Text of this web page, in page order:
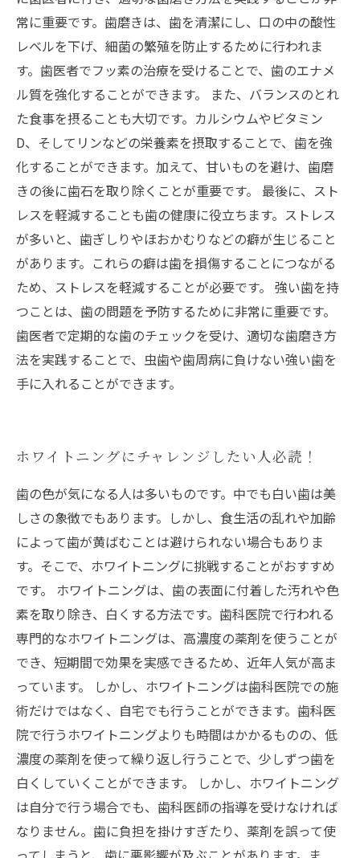
常に重要です。歯磨きは、歯を清潔にし、口の中の酸性
レベルを下げ、細菌の繁殖を防止するために行われま
す。歯医者でフッ素の治療を受けることで、歯のエナメ
ル質を強化することができます。 また、バランスのとれ
た食事を摂ることも大切です。カルシウムやビタミン
D、そしてリンなどの栄養素を摂取することで、歯を強
化することができます。加えて、甘いものを避け、歯磨
きの後に歯石を取り除くことが重要です。 最後に、スト
レスを軽減することも歯の健康に役立ちます。ストレス
が多いと、歯ぎしりやほおかむりなどの癖が生じること
があります。これらの癖は歯を損傷することにつながる
ため、ストレスを軽減することが必要です。 強い歯を持
つことは、歯の問題を予防するために非常に重要です。
歯医者で定期的な歯のチェックを受け、適切な歯磨き方
法を実践することで、虫歯や歯周病に負けない強い歯を
手に入れることができます。
ホワイトニングにチャレンジしたい人必読！
歯の色が気になる人は多いものです。中でも白い歯は美
しさの象徴でもあります。しかし、食生活の乱れや加齢
によって歯が黄ばむことは避けられない場合もありま
す。そこで、ホワイトニングに挑戦することがおすすめ
です。 ホワイトニングは、歯の表面に付着した汚れや色
素を取り除き、白くする方法です。歯科医院で行われる
専門的なホワイトニングは、高濃度の薬剤を使うことが
でき、短期間で効果を実感できるため、近年人気が高ま
っています。 しかし、ホワイトニングは歯科医院での施
術だけではなく、自宅でも行うことができます。歯科医
院で行うホワイトニングよりも時間はかかるものの、低
濃度の薬剤を使って繰り返し行うことで、少しずつ歯を
白くしていくことができます。 しかし、ホワイトニング
は自分で行う場合でも、歯科医師の指導を受けなければ
なりません。歯に負担を掛けすぎたり、薬剤を誤って使